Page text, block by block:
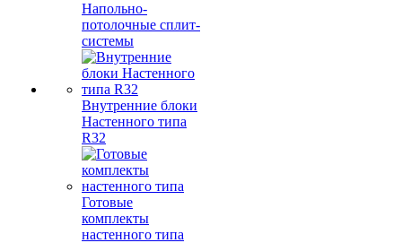
Напольно-
потолочные сплит-
системы
Внутренние блоки
Настенного типа
R32
Готовые
комплекты
настенного типа